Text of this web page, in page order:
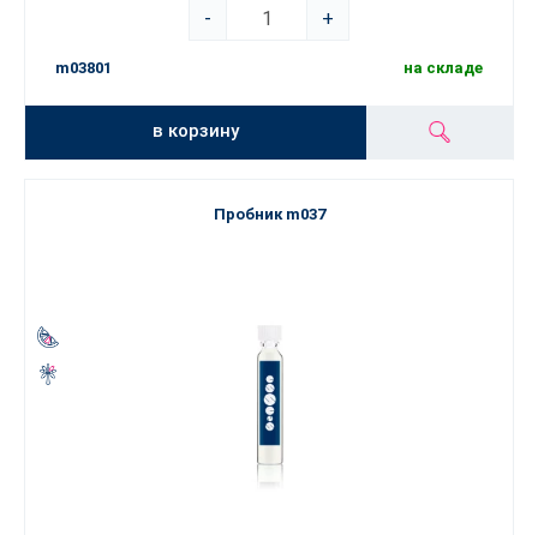
-
+
m03801 на складе
в корзину
Пробник m037